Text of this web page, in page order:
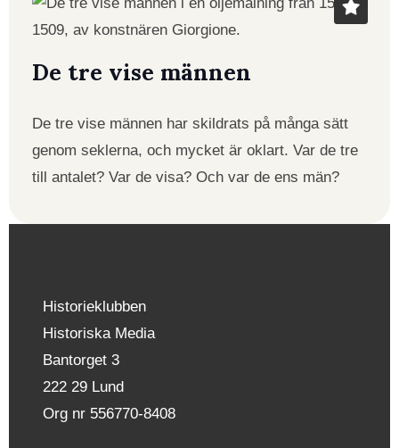
De tre vise männen
De tre vise männen har skildrats på många sätt
genom seklerna, och mycket är oklart. Var de tre
till antalet? Var de visa? Och var de ens män?
Historieklubben
Historiska Media
Bantorget 3
222 29 Lund
Org nr 556770-8408